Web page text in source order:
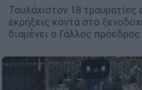
Τουλάχιστον 18 τραυματίες
εκρήξεις κοντά στο
διαμένει ο Γάλλος πρόεδρος